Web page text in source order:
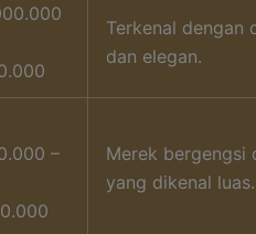
Terkenal dengan
dan elegan.
–
Merek bergengsi
yang dikenal luas.